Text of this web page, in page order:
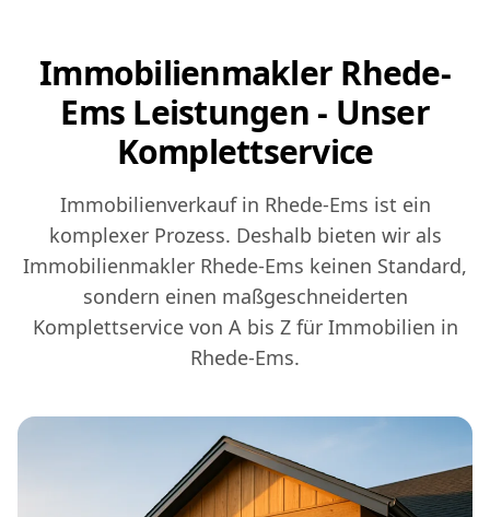
Immobilienmakler Rhede-
Ems Leistungen - Unser
Komplettservice
Immobilienverkauf in Rhede-Ems ist ein
komplexer Prozess. Deshalb bieten wir als
Immobilienmakler Rhede-Ems keinen Standard,
sondern einen maßgeschneiderten
Komplettservice von A bis Z für Immobilien in
Rhede-Ems.